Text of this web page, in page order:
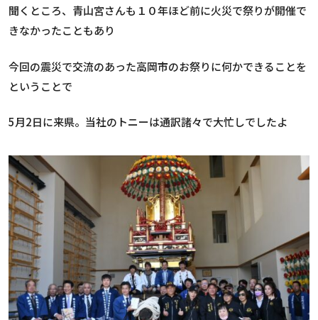
聞くところ、青山宮さんも１０年ほど前に火災で祭りが開催で
きなかったこともあり
今回の震災で交流のあった高岡市のお祭りに何かできることを
ということで
5月2日に来県。当社のトニーは通訳諸々で大忙しでしたよ